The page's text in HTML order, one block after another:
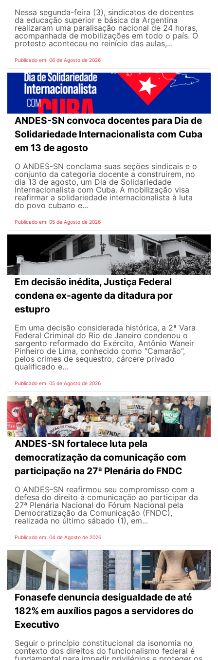
Nessa segunda-feira (3), sindicatos de docentes
da educação superior e básica da Argentina
realizaram uma paralisação nacional de 24 horas,
acompanhada de mobilizações em todo o país. O
protesto aconteceu no reinício das aulas,...
Publicado em: 06 de Agosto de 2026
ANDES-SN convoca docentes para Dia de
Solidariedade Internacionalista com Cuba
em 13 de agosto
O ANDES-SN conclama suas seções sindicais e o
conjunto da categoria docente a construírem, no
dia 13 de agosto, um Dia de Solidariedade
Internacionalista com Cuba. A mobilização visa
reafirmar a solidariedade internacionalista à luta
do povo cubano e...
Publicado em: 05 de Agosto de 2026
Em decisão inédita, Justiça Federal
condena ex-agente da ditadura por
estupro
Em uma decisão considerada histórica, a 2ª Vara
Federal Criminal do Rio de Janeiro condenou o
sargento reformado do Exército, Antônio Waneir
Pinheiro de Lima, conhecido como "Camarão”,
pelos crimes de sequestro, cárcere privado
qualificado e...
Publicado em: 05 de Agosto de 2026
ANDES-SN fortalece luta pela
democratização da comunicação com
participação na 27ª Plenária do FNDC
O ANDES-SN reafirmou seu compromisso com a
defesa do direito à comunicação ao participar da
27ª Plenária Nacional do Fórum Nacional pela
Democratização da Comunicação (FNDC),
realizada no último sábado (1), em...
Publicado em: 04 de Agosto de 2026
Fonasefe denuncia desigualdade de até
182% em auxílios pagos a servidores do
Executivo
Seguir o princípio constitucional da isonomia no
contexto dos direitos do funcionalismo federal é